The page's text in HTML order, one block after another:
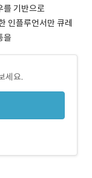
를 기반으로
인플루언서만 큐레
을
세요.